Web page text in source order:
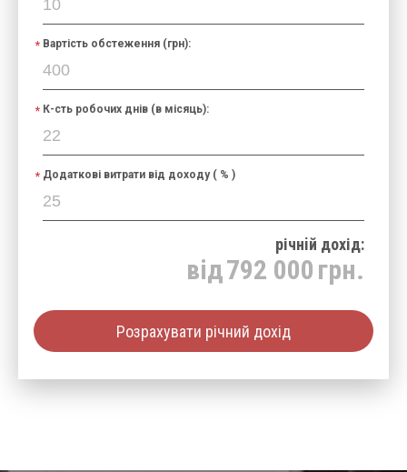
Вартість обстеження (грн):
К-сть робочих днів (в місяць):
Додаткові витрати від доходу ( % )
річнiй дохід:
від792 000 грн.
Розрахувати річний дохід